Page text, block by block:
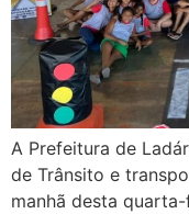
A Prefeitura de
de Trânsito e
manhã desta